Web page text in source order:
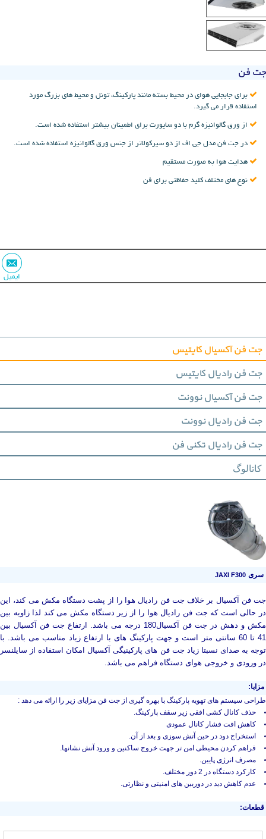
جت فن
برای جابجایی هوای در محیط بسته مانند پارکینگ، تونل و محیط های بزرگ مورد
استفاده قرار می گیرد.
از ورق گالوانیزه گرم با دو ساپورت برای اطمینان بیشتر استفاده شده است.
در جت فن مدل جی اف از دو سیرکولاتر از جنس ورق گالوانیزه استفاده شده است.
هدایت هوا به صورت مستقیم
نوع های مختلف کلید حفاظتی برای فن
ایمیل
جت فن آکسیال کایتیس
جت فن رادیال کایتیس
جت فن آکسیال نوونت
جت فن رادیال نوونت
جت فن رادیال تکنی فن
کاتالوگ
سری JAXI F300
جت فن آکسیال بر خلاف جت فن رادیال هوا را از پشت دستگاه مکش می کند، این
در حالی است که جت فن رادیال هوا را از زیر دستگاه مکش می کند لذا زاویه بین
مکش و دهش در جت فن آکسیال180 درجه می باشد. ارتفاع جت فن آکسیال بین
41 تا 60 سانتی متر است و جهت پارکینگ های با ارتفاع زیاد مناسب می باشد. با
توجه به صدای نسبتا زیاد جت فن های پارکینیگی آکسیال امکان استفاده از سایلنسر
در ورودی و خروجی هوای دستگاه فراهم می باشد.
مزایا:
طراحى سیستم هاى تهویه پارکینگ با بهره گیرى از جت فن مزایاى زیر را ارائه مى دهد :
حذف کانال کشی افقی زیر سقف پارکینگ.
کاهش افت فشار کانال عمودی
استخراج دود در حین آتش سوزی و بعد از آن.
فراهم کردن محیطی امن تر جهت خروج ساکنین و ورود آتش نشانها.
مصرف انرژی پایین.
کارکرد دستگاه در 2 دور مختلف.
عدم کاهش دید در دوربین های امنیتی و نظارتی.
قطعات: